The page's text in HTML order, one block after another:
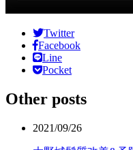
Twitter
Facebook
Line
Pocket
Other posts
2021/09/26